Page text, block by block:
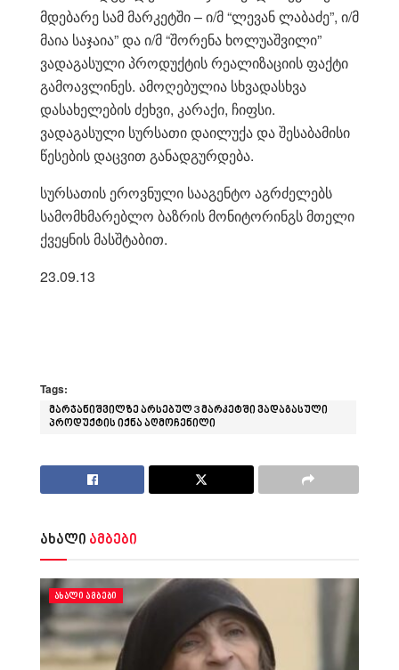
მდებარე სამ მარკეტში – ი/მ “ლევან ლაბაძე”, ი/მ
მაია საჯაია” და ი/მ “შორენა ხოლუაშვილი”
ვადაგასული პროდუქტის რეალიზაციის ფაქტი
გამოავლინეს. ამოღებულია სხვადასხვა
დასახელების ძეხვი, კარაქი, ჩიფსი.
ვადაგასული სურსათი დაილუქა და შესაბამისი
წესების დაცვით განადგურდება.
სურსათის ეროვნული სააგენტო აგრძელებს
სამომხმარებლო ბაზრის მონიტორინგს მთელი
ქვეყნის მასშტაბით.
23.09.13
Tags:
მარჯანიშვილზე არსებულ 3 მარკეტში ვადაგასული
პროდუქტის იქნა აღმოჩენილი
ახალი ამბები
ᲐᲮᲐᲚᲘ ᲐᲛᲑᲔᲑᲘ